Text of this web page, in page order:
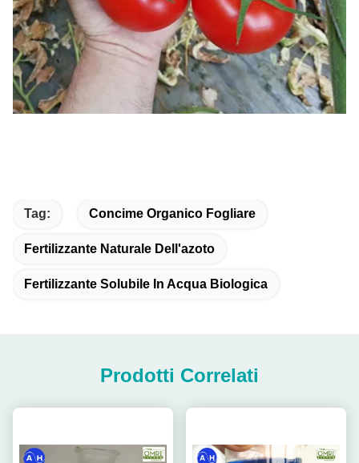
Tag: Concime Organico Fogliare
Fertilizzante Naturale Dell'azoto
Fertilizzante Solubile In Acqua Biologica
Prodotti Correlati